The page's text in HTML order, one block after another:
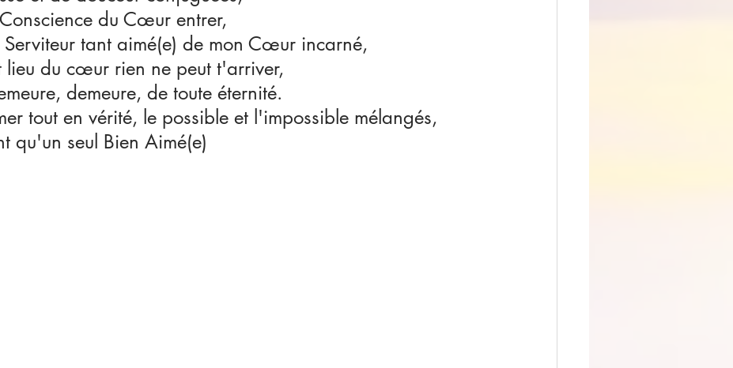
du Cœur entrer,
Serviteur tant aimé(e) de mon Cœur incarné,
lieu du cœur rien ne peut t'arriver,
demeure, de toute éternité.
tout en vérité, le possible et l'impossible mélangés,
qu'un seul Bien Aimé(e)